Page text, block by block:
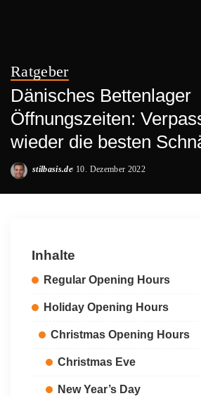
Ratgeber
Dänisches Bettenlager
Öffnungszeiten:
wieder die besten
Posted
stilbasis.de 10. Dezember 2022
Inhalte
Regular Opening Hours
Holiday Opening Hours
Christmas Opening Hours
Christmas Eve
New Year’s Day